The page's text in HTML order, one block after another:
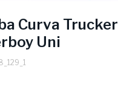
Curva Trucker
Uni